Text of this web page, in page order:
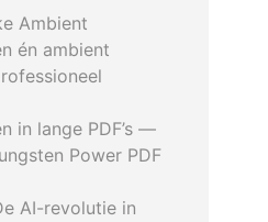
Ambient
én ambient
in lange PDF’s —
Power PDF
AI-revolutie in